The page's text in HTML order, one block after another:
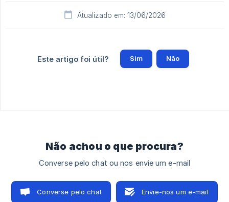
Atualizado em: 13/06/2026
Este artigo foi útil? Sim Não
Não achou o que procura?
Converse pelo chat ou nos envie um e-mail
Converse pelo chat Envie-nos um e-mail